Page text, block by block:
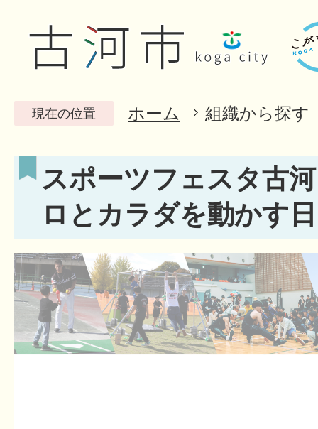
現在の位置 ホーム 組織から探す
スポーツフェスタ古
ロとカラダを動かす日